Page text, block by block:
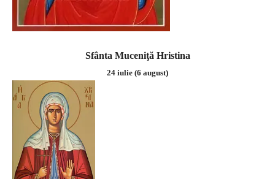
Sfânta Muceniţă Hristina
24 iulie (6 august)